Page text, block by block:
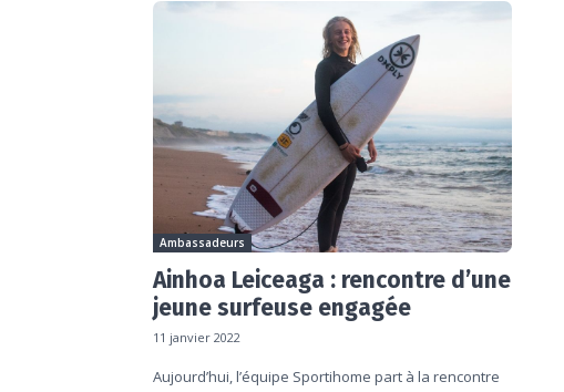
Ambassadeurs
Ainhoa Leiceaga : rencontre d’une
jeune surfeuse engagée
11 janvier 2022
Aujourd’hui, l’équipe Sportihome part à la rencontre